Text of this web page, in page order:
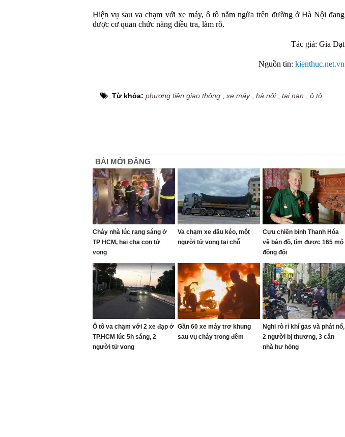
Hiện vụ sau va chạm với xe máy, ô tô nằm ngửa trên đường ở Hà Nội đang
được cơ quan chức năng điều tra, làm rõ.
Tác giả: Gia Đạt
Nguồn tin: kienthuc.net.vn
Từ khóa: phương tiện giao thông xe máy, hà nội, tai nạn ô tô
BÀI MỚI ĐĂNG
Cháy nhà lúc rạng sáng ở
TP HCM, hai cha con tử
vong
Va chạm xe đầu kéo, một
người tử vong tại chỗ
Cựu chiến binh Thanh Hóa
vẽ bản đồ, tìm được 165 mộ
đồng đội
Ô tô va chạm với 2 xe đạp ở
TP.HCM lúc 5h sáng, 2
người tử vong
Gần 60 xe máy trơ khung
sau vụ cháy trong đêm
Nghi rò rỉ khí gas và phát nổ,
2 người bị thương, 3 căn
nhà hư hỏng